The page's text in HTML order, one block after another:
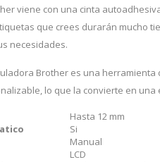
viene con una cinta
que crees durarán mucho
necesidades.
Brother es una
lo que la convierte en
Hasta 12 mm
Si
Manual
LCD